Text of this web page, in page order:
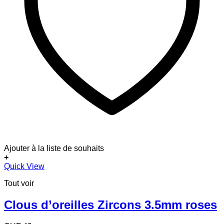
Ajouter à la liste de souhaits
+
Quick View
Tout voir
Clous d’oreilles Zircons 3.5mm roses